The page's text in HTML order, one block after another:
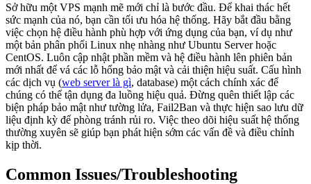
Sở hữu một VPS mạnh mẽ mới chỉ là bước đầu. Để khai thác hết
sức mạnh của nó, bạn cần tối ưu hóa hệ thống. Hãy bắt đầu bằng
việc chọn hệ điều hành phù hợp với ứng dụng của bạn, ví dụ như
một bản phân phối Linux nhẹ nhàng như Ubuntu Server hoặc
CentOS. Luôn cập nhật phần mềm và hệ điều hành lên phiên bản
mới nhất để vá các lỗ hổng bảo mật và cải thiện hiệu suất. Cấu hình
các dịch vụ (web server là gì, database) một cách chính xác để
chúng có thể tận dụng đa luồng hiệu quả. Đừng quên thiết lập các
biện pháp bảo mật như tường lửa, Fail2Ban và thực hiện sao lưu dữ
liệu định kỳ để phòng tránh rủi ro. Việc theo dõi hiệu suất hệ thống
thường xuyên sẽ giúp bạn phát hiện sớm các vấn đề và điều chỉnh
kịp thời.
Common Issues/Troubleshooting